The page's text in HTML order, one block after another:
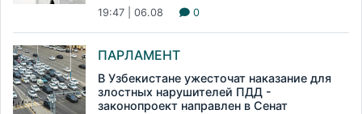
19:47 | 06.08 0
ПАРЛАМЕНТ
В Узбекистане ужесточат наказание для
злостных нарушителей ПДД -
законопроект направлен в Сенат